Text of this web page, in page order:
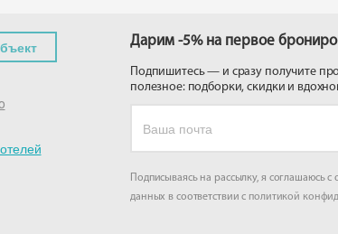
Дарим -5% на первое
Подпишитесь — и сразу получите
полезное: подборки, скидки и
Подписываясь на рассылку, я соглашаюсь
данных в соответствии с политикой